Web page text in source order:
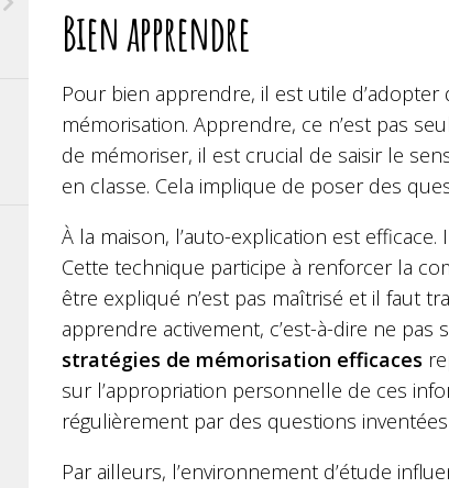
Bien apprendre
Pour bien apprendre, il est utile
mémorisation. Apprendre, ce n’est pas
de mémoriser, il est crucial de saisir le
en classe. Cela implique de poser des
À la maison, l’auto-explication est
Cette technique participe à renforcer la
être expliqué n’est pas maîtrisé et il faut
apprendre activement, c’est-à-dire ne
stratégies de mémorisation efficaces
sur l’appropriation personnelle de ces
régulièrement par des questions
Par ailleurs, l’environnement d’étude